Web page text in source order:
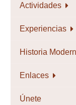
Actividades
Experiencias
Historia
Enlaces
Únete